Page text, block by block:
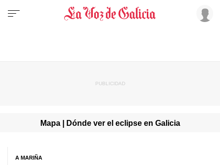
Mapa | Dónde ver el eclipse en Galicia
A MARIÑA